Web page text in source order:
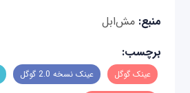
منبع:مش‌ابل
برچسب:
عینک گوگل عینک نسخه 2.0 گوگل